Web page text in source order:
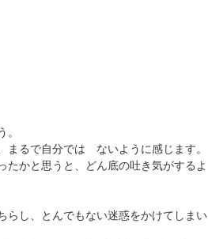
るで自分では ないように感じます。
かと思うと、どん底の吐き気がするよ
し、とんでもない迷惑をかけてしまい